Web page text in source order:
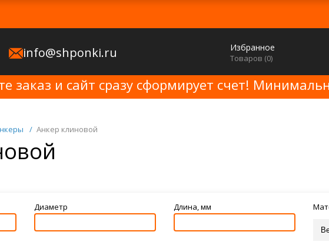
info@shponki.ru Избранное
Товаров (0)
заказ и сайт сразу сформирует счет!
/ Анкер клиновой
Диаметр Длина, мм